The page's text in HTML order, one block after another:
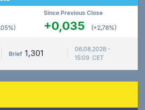
Since Previous Close
+0,035 (+2,78%)
Brief 1,301
06.08.2026 -
15:09 CET